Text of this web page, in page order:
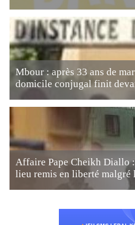
Mbour : après 33 ans de
domicile conjugal finit
Affaire Pape Cheikh Diallo
lieu remis en liberté malgré